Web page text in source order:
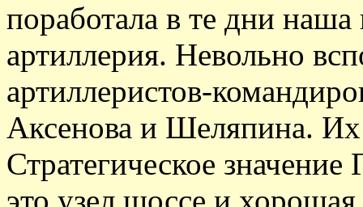
поработала в те дни
артиллерия. Невольно
артиллеристов-
Аксенова и Шеляпина.
Стратегическое